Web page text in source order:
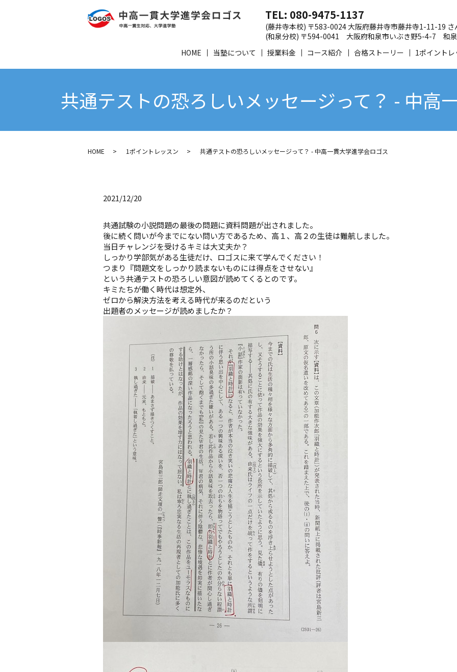
HOME 当塾について 授業料金 コース紹介 合格ストーリー 1ポイント
TEL: 080-9475-1137
(藤井寺本校) 〒583-0024 大阪府藤井寺市藤井寺1-11-19
(和泉分校) 〒594-0041 大阪府和泉市いぶき野5-4-7 和
共通テストの恐ろしいメッセージって？ - 中高
HOME 1ポイントレッスン 共通テストの恐ろしいメッセージって？ - 中高一貫大学進学会ロゴス
2021/12/20
共通試験の小説問題の最後の問題に資料問題が出されました。
後に続く問いが今までにない問い方であるため、高１、高２の生徒は難航しました。
当日チャレンジを受けるキミは大丈夫か？
しっかり学部気がある生徒だけ、ロゴスに来て学んでください！
つまり『問題文をしっかり読まないものには得点をさせない』
という共通テストの恐ろしい意図が読めてくるとのです。
キミたちが働く時代は想定外、
ゼロから解決方法を考える時代が来るのだという
出題者のメッセージが読めましたか？